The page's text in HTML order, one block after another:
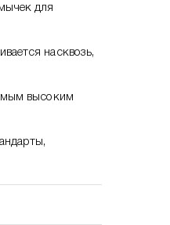
для
насквозь,
высоким